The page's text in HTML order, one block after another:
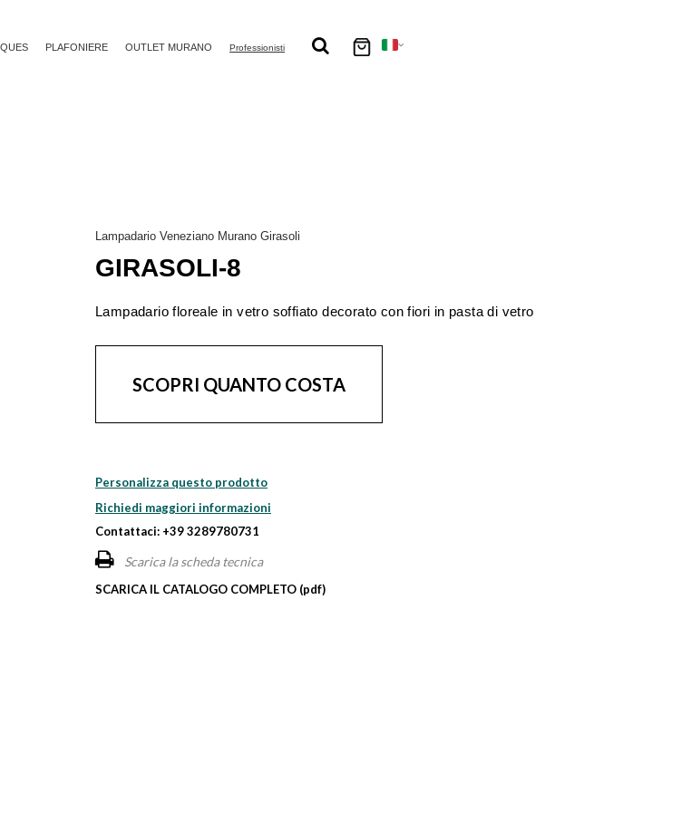
PLAFONIERE OUTLET MURANO Professionisti
Lampadario Veneziano Murano Girasoli
GIRASOLI-8
Lampadario floreale in vetro soffiato decorato con fiori in pasta di vetro
SCOPRI QUANTO COSTA
Personalizza questo prodotto
Richiedi maggiori informazioni
Contattaci: +39 3289780731
Scarica la scheda tecnica
SCARICA IL CATALOGO COMPLETO (pdf)